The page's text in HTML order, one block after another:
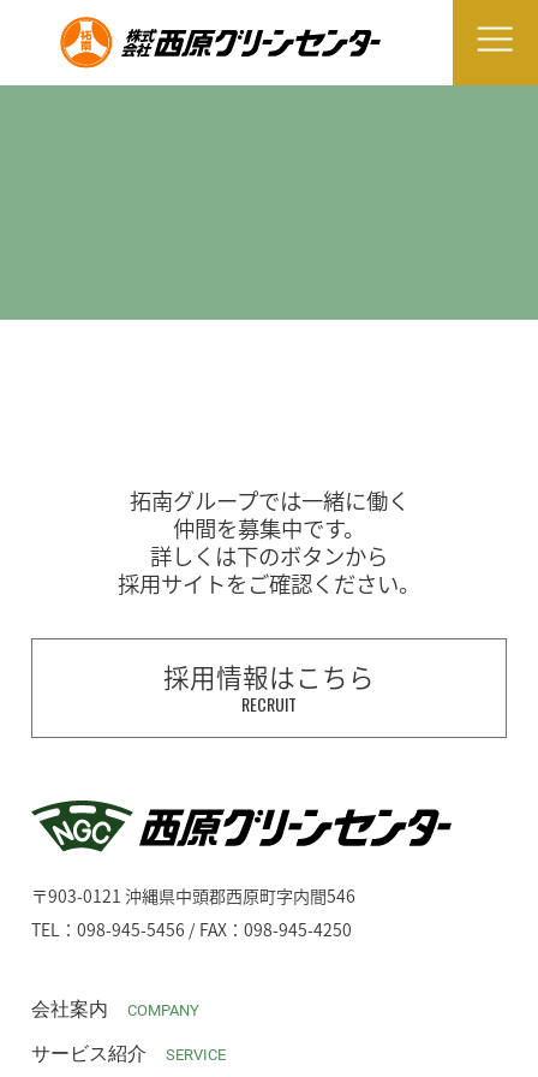
拓南グループでは一緒に働く
仲間を募集中です。
詳しくは下のボタンから
採用サイトをご確認ください。
採用情報はこちら
RECRUIT
〒903-0121 沖縄県中頭郡西原町字内間546
TEL：098-945-5456 / FAX：098-945-4250
会社案内 COMPANY
サービス紹介 SERVICE